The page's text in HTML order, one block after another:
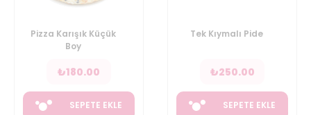
Pizza Karışık Küçük
Boy
₺180.00
SEPETE EKLE
Tek Kıymalı Pide
₺250.00
SEPETE EKLE